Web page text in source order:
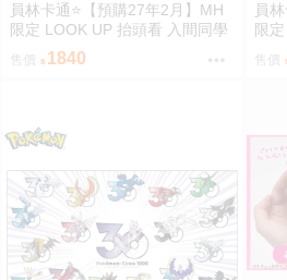
員林卡通⭐️【預購27年2月】MH
限定 LOOK UP 抬頭看 入間同學
入魔了！鈴木入間 歐佩拉 套組附
特典 0813
售價 1840
員
限
雄
售價